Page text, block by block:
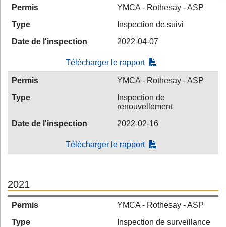
Permis
YMCA - Rothesay - ASP
Type
Inspection de suivi
Date de l'inspection
2022-04-07
Télécharger le rapport
Permis
YMCA - Rothesay - ASP
Type
Inspection de
renouvellement
Date de l'inspection
2022-02-16
Télécharger le rapport
2021
Permis
YMCA - Rothesay - ASP
Type
Inspection de surveillance